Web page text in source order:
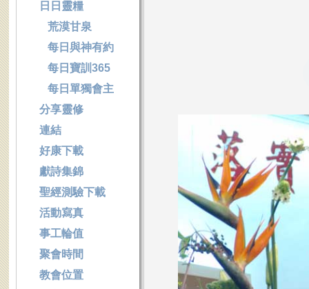
日日靈糧
荒漠甘泉
每日與神有約
每日寶訓365
每日單獨會主
分享靈修
連結
好康下載
獻詩集錦
聖經測驗下載
活動寫真
事工輪值
聚會時間
教會位置